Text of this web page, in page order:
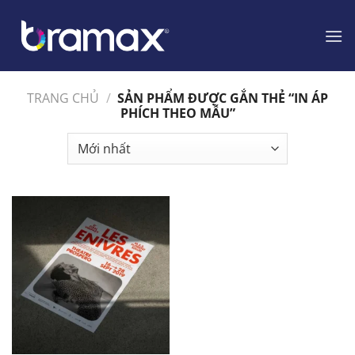
dung
TRANG CHỦ / SẢN PHẨM ĐƯỢC GẮN THẺ “IN ÁP
PHÍCH THEO MẪU”